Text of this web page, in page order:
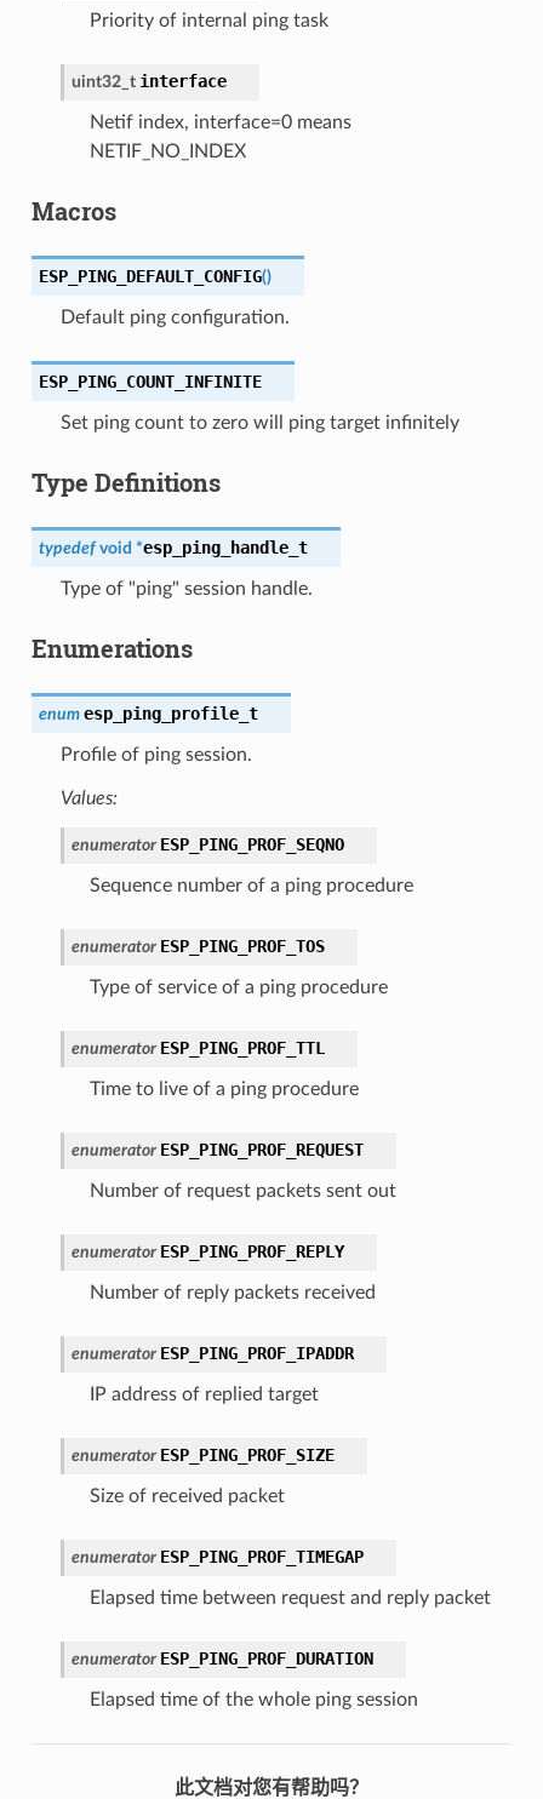
Priority of internal ping task
uint32_t interface
Netif index, interface=0 means
NETIF_NO_INDEX
Macros
ESP_PING_DEFAULT_CONFIG()
Default ping configuration.
ESP_PING_COUNT_INFINITE
Set ping count to zero will ping target infinitely
Type Definitions
typedef void *esp_ping_handle_t
Type of "ping" session handle.
Enumerations
enum esp_ping_profile_t
Profile of ping session.
Values:
enumerator ESP_PING_PROF_SEQNO
Sequence number of a ping procedure
enumerator ESP_PING_PROF_TOS
Type of service of a ping procedure
enumerator ESP_PING_PROF_TTL
Time to live of a ping procedure
enumerator ESP_PING_PROF_REQUEST
Number of request packets sent out
enumerator ESP_PING_PROF_REPLY
Number of reply packets received
enumerator ESP_PING_PROF_IPADDR
IP address of replied target
enumerator ESP_PING_PROF_SIZE
Size of received packet
enumerator ESP_PING_PROF_TIMEGAP
Elapsed time between request and reply packet
enumerator ESP_PING_PROF_DURATION
Elapsed time of the whole ping session
此文档对您有帮助吗？